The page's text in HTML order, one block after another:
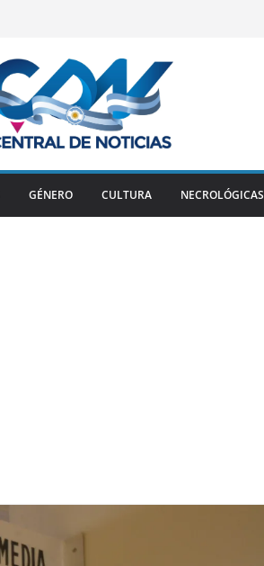
GÉNERO CULTURA NECROLÓGICAS